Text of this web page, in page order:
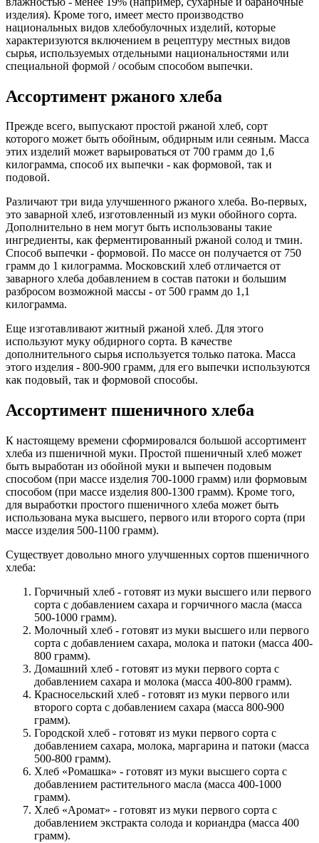
изделия). Кроме того, имеет место производство
национальных видов хлебобулочных изделий, которые
характеризуются включением в рецептуру местных видов
сырья, используемых отдельными национальностями или
специальной формой / особым способом выпечки.
Ассортимент ржаного хлеба
Прежде всего, выпускают простой ржаной хлеб, сорт
которого может быть обойным, обдирным или сеяным. Масса
этих изделий может варьироваться от 700 грамм до 1,6
килограмма, способ их выпечки - как формовой, так и
подовой.
Различают три вида улучшенного ржаного хлеба. Во-первых,
это заварной хлеб, изготовленный из муки обойного сорта.
Дополнительно в нем могут быть использованы такие
ингредиенты, как ферментированный ржаной солод и тмин.
Способ выпечки - формовой. По массе он получается от 750
грамм до 1 килограмма. Московский хлеб отличается от
заварного хлеба добавлением в состав патоки и большим
разбросом возможной массы - от 500 грамм до 1,1
килограмма.
Еще изготавливают житный ржаной хлеб. Для этого
используют муку обдирного сорта. В качестве
дополнительного сырья используется только патока. Масса
этого изделия - 800-900 грамм, для его выпечки используются
как подовый, так и формовой способы.
Ассортимент пшеничного хлеба
К настоящему времени сформировался большой ассортимент
хлеба из пшеничной муки. Простой пшеничный хлеб может
быть выработан из обойной муки и выпечен подовым
способом (при массе изделия 700-1000 грамм) или формовым
способом (при массе изделия 800-1300 грамм). Кроме того,
для выработки простого пшеничного хлеба может быть
использована мука высшего, первого или второго сорта (при
массе изделия 500-1100 грамм).
Существует довольно много улучшенных сортов пшеничного
хлеба:
Горчичный хлеб - готовят из муки высшего или первого
сорта с добавлением сахара и горчичного масла (масса
500-1000 грамм).
Молочный хлеб - готовят из муки высшего или первого
сорта с добавлением сахара, молока и патоки (масса 400-
800 грамм).
Домашний хлеб - готовят из муки первого сорта с
добавлением сахара и молока (масса 400-800 грамм).
Красносельский хлеб - готовят из муки первого или
второго сорта с добавлением сахара (масса 800-900
грамм).
Городской хлеб - готовят из муки первого сорта с
добавлением сахара, молока, маргарина и патоки (масса
500-800 грамм).
Хлеб «Ромашка» - готовят из муки высшего сорта с
добавлением растительного масла (масса 400-1000
грамм).
Хлеб «Аромат» - готовят из муки первого сорта с
добавлением экстракта солода и кориандра (масса 400
грамм).